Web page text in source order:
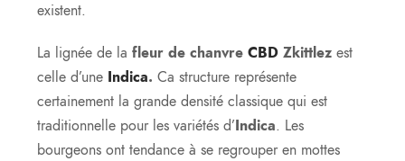
existent.
La lignée de la fleur de chanvre CBD Zkittlez est
celle d’une Indica. Ca structure représente
certainement la grande densité classique qui est
traditionnelle pour les variétés d’Indica. Les
bourgeons ont tendance à se regrouper en mottes